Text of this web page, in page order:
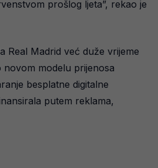
prošlog ljeta”, rekao je
Real Madrid već duže vrijeme
novom modelu prijenosa
besplatne digitalne
putem reklama,